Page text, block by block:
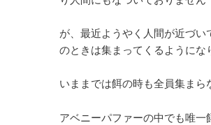
が、最近ようやく人間が近づ
のときは集まってくるようにな
いままでは餌の時も全員集まら
アベニーパファーの中でも唯